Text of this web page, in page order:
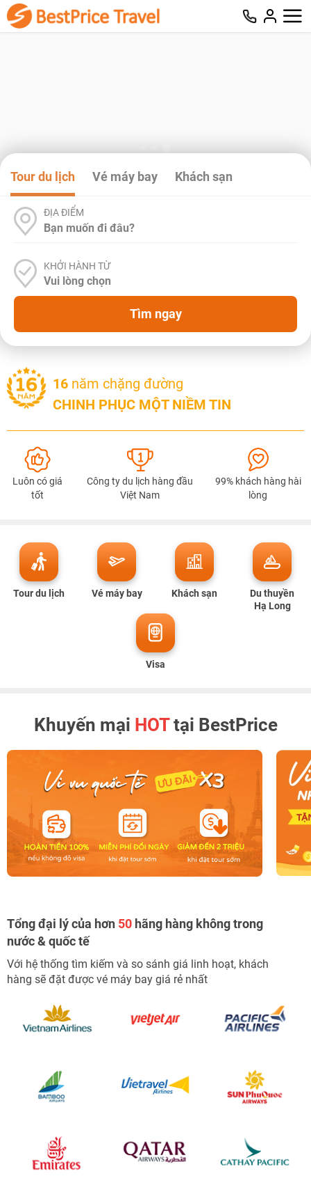
Tour du lịch Vé máy bay Khách sạn
ĐỊA ĐIỂM
KHỞI HÀNH TỪ
Tìm ngay
16 năm chặng đường
CHINH PHỤC MỘT NIỀM TIN
Luôn có giá
tốt
Công ty du lịch hàng đầu
Việt Nam
99% khách hàng hài
lòng
Tour du lịch Vé máy bay Khách sạn
Du thuyền
Hạ Long
Visa
Khuyến mại HOTtại BestPrice
Tổng đại lý của hơn 50 hãng hàng không trong
nước & quốc tế
Với hệ thống tìm kiếm và so sánh giá linh hoạt, khách
hàng sẽ đặt được vé máy bay giá rẻ nhất
NHẬN ƯU ĐÃI NGAY